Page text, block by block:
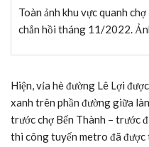
Toàn ảnh khu vực quanh
chắn hồi tháng 11/2022.
Hiện, vỉa hè đường Lê Lợi
xanh trên phần đường giữa
trước chợ Bến Thành – trước
thi công tuyến metro đã được